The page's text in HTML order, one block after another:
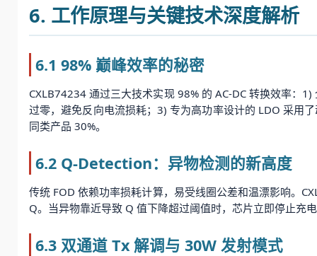
6. 工作原理与关键技术深度解析
6.1 98% 巅峰效率的秘密
CXLB74234 通过三大技术实现 98% 的 AC-DC 转换效率：
过零，避免反向电流损耗；3) 专为高功率设计的 LDO 采用
同类产品 30%。
6.2 Q-Detection：异物检测的新高度
传统 FOD 依赖功率损耗计算，易受线圈公差和温漂影响。
Q。当异物靠近导致 Q 值下降超过阈值时，芯片立即停止充
6.3 双通道 Tx 解调与 30W 发射模式